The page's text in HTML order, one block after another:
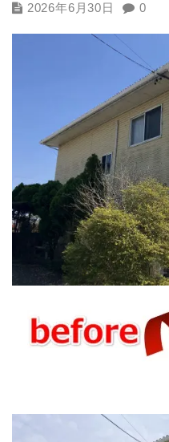
2026年6月30日 0